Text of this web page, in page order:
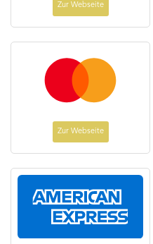
Zur Webseite
Zur Webseite